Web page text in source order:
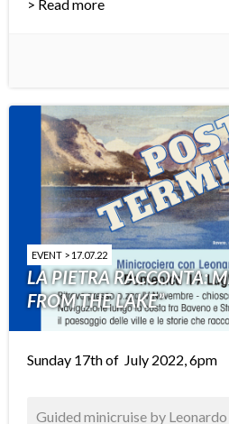
> Read more
EVENT > 17.07.22
LA PIETRA RACCONTA:
FROM THE LAKE”
Sunday 17th of July 2022, 6pm
Guided minicruise by